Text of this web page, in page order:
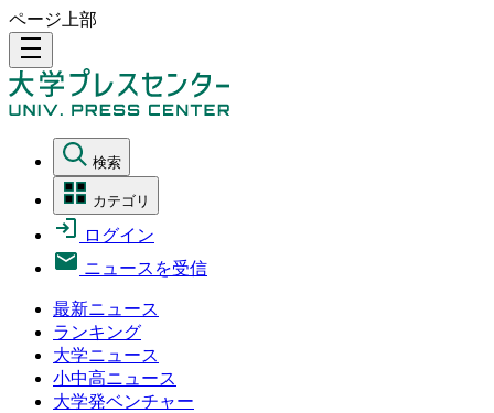
ページ上部
density_medium
検索
カテゴリ
ログイン
ニュースを受信
最新ニュース
ランキング
大学ニュース
小中高ニュース
大学発ベンチャー